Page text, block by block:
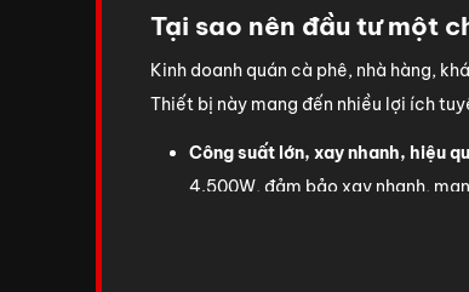
Tại sao nên đầu tư một
Kinh doanh quán cà phê, nhà hàng,
Thiết bị này mang đến nhiều lợi ích
Công suất lớn, xay nhanh, hiệu
4.500W, đảm bảo xay nhanh,